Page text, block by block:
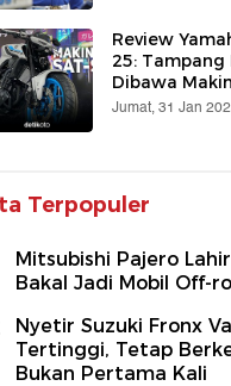
Review
25: Tampang
Dibawa
Jumat, 31 Jan
Terpopuler
Mitsubishi Pajero
Bakal Jadi Mobil Off-
Nyetir Suzuki Fronx
Tertinggi, Tetap
Bukan Pertama Kali